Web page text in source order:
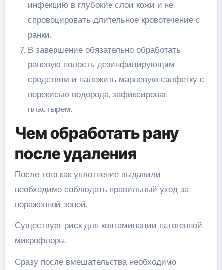
инфекцию в глубокие слои кожи и не
спровоцировать длительное кровотечение с
ранки.
В завершение обязательно обработать
раневую полость дезинфицирующим
средством и наложить марлевую салфетку с
перекисью водорода, зафиксировав
пластырем.
Чем обработать рану
после удаления
После того как уплотнение выдавили
необходимо соблюдать правильный уход за
пораженной зоной.
Существует риск для контаминации патогенной
микрофлоры.
Сразу после вмешательства необходимо